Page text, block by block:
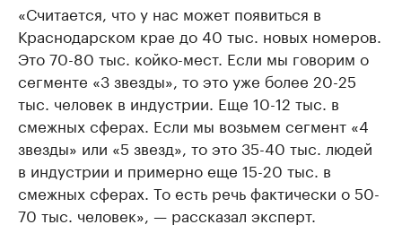
«Считается, что у нас может появиться в
Краснодарском крае до 40 тыс. новых номеров.
Это 70-80 тыс. койко-мест. Если мы говорим о
сегменте «3 звезды», то это уже более 20-25
тыс. человек в индустрии. Еще 10-12 тыс. в
смежных сферах. Если мы возьмем сегмент «4
звезды» или «5 звезд», то это 35-40 тыс. людей
в индустрии и примерно еще 15-20 тыс. в
смежных сферах. То есть речь фактически о 50-
70 тыс. человек», — рассказал эксперт.